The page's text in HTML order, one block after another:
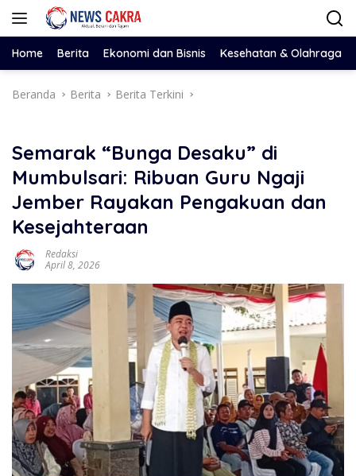
Langsung
Home Berita Ekonomi dan Bisnis Kesehatan & Olahraga
Beranda Berita Berita Terkini
Semarak “Bunga Desaku” di
Mumbulsari: Ribuan Guru Ngaji
Jember Rayakan Pengakuan dan
Kesejahteraan
Redaksi
April 8, 2026